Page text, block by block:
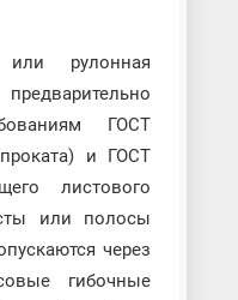
рулонная
ГОСТ
и ГОСТ
листового
или полосы
через
гибочные